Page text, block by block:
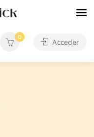
0
Acceder